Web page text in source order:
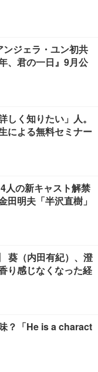
ジェラ・ユン初共
、君の一日』9月公
しく知りたい」人。
による無料セミナー
人の新キャスト解禁
田明夫「半沢直樹」
葵（内田有紀）、澄
り感じなくなった経
？「He is a charact